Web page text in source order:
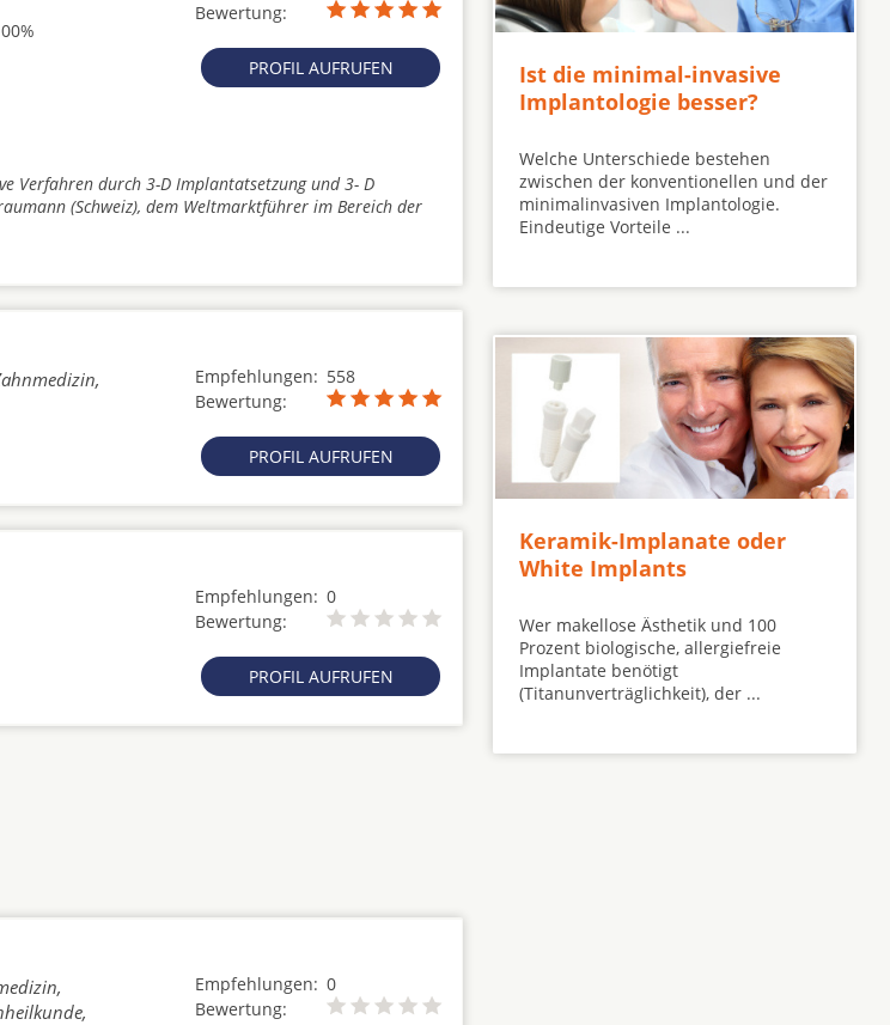
Bewertung:
PROFIL AUFRUFEN
Verfahren durch 3-D Implantatsetzung und 3- D
(Schweiz), dem Weltmarktführer im Bereich der
Empfehlungen: 558
Bewertung:
PROFIL AUFRUFEN
Empfehlungen: 0
Bewertung:
PROFIL AUFRUFEN
Empfehlungen: 0
Bewertung:
Ist die minimal-invasive
Implantologie besser?
Welche Unterschiede bestehen
zwischen der konventionellen und der
minimalinvasiven Implantologie.
Eindeutige Vorteile ...
Keramik-Implanate oder
White Implants
Wer makellose Ästhetik und 100
Prozent biologische, allergiefreie
Implantate benötigt
(Titanunverträglichkeit), der ...